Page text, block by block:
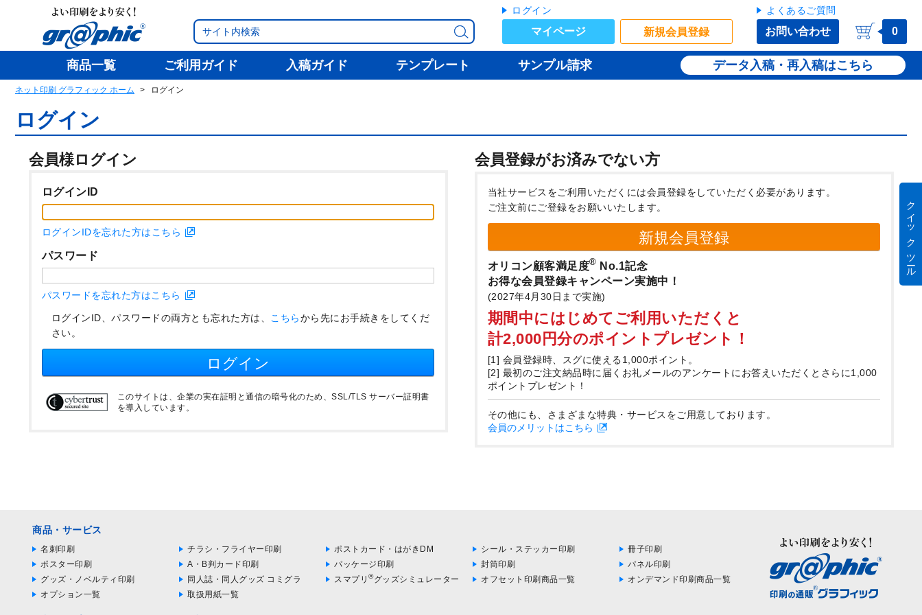
ログイン
マイページ 新規会員登録
よくあるご質問
お問い合わせ 0
商品一覧 ご利用ガイド 入稿ガイド テンプレート サンプル請求 データ入稿・再入稿
ネット印刷 グラフィック ホーム ログイン
ログイン
会員様ログイン 会員登録がお済みでない方
ログインID
ログインIDを忘れた方はこちら
パスワード
パスワードを忘れた方はこちら
ログインID、パスワードの両方とも忘れた方は、 こちらから先にお手続きをしてくだ
さい。
ログイン
このサイトは、企業の実在証明と通信の暗号化のため、SSL/TLS サーバー証明書
を導入しています。
当社サービスをご利用いただくには会員登録をしていただく必要があります。
ご注文前にご登録をお願いいたします。
新規会員登録
オリコン顧客満足度® No.1記念
お得な会員登録キャンペーン実施中！
(2027年4月30日まで実施)
期間中にはじめてご利用いただくと
計2,000円分のポイントプレゼント！
[1] 会員登録時、スグに使える1,000ポイント。
[2] 最初のご注文納品時に届くお礼メールのアンケートにお答えいただくとさらに1,000
ポイントプレゼント！
その他にも、さまざまな特典・サービスをご用意しております。
会員のメリットはこちら
商品・サービス
名刺印刷 チラシ・フライヤー印刷 ポストカード・はがきDM シール・ステッカー印刷
冊子印刷
ポスター印刷
A・B判カード印刷 パッケージ印刷 封筒印刷
パネル印刷
グッズ・ノベルティ印刷
同人誌・同人グッズ コミグラ スマプリ ®グッズシミュレーター オフセット印刷商品一覧
オンデマンド印刷商品一覧
オプション一覧
取扱用紙一覧
クイック ツール